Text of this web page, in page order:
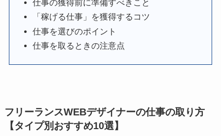
仕事の獲得前に準備すべきこと
「稼げる仕事」を獲得するコツ
仕事を選びのポイント
仕事を取るときの注意点
フリーランスWEBデザイナーの仕事の取り方
【タイプ別おすすめ10選】